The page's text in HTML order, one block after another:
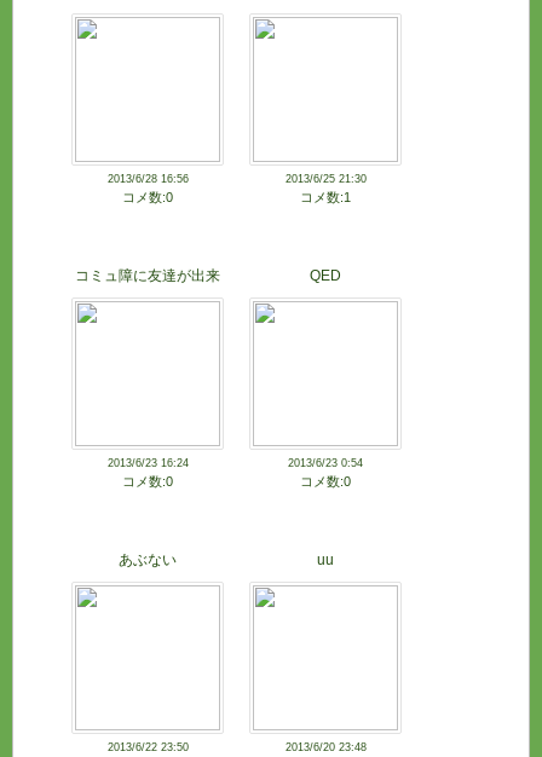
2013/6/28 16:56
コメ数:0
2013/6/25 21:30
コメ数:1
コミュ障に友達が出来
2013/6/23 16:24
コメ数:0
QED
2013/6/23 0:54
コメ数:0
あぶない
2013/6/22 23:50
uu
2013/6/20 23:48